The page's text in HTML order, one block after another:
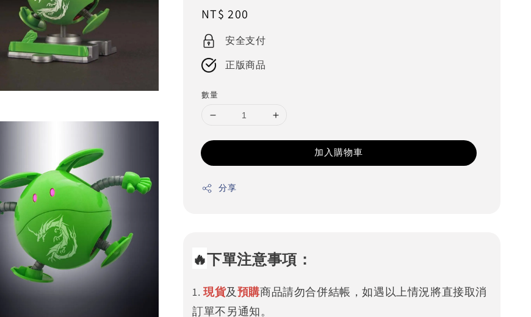
Regular
price
NT$ 200
安全支付
正版商品
數量
加入購物車
分享
🔥下單注意事項：
1. 現貨及預購商品請勿合併結帳，如遇以上情況將直接取消
訂單不另通知。